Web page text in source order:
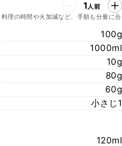
1人前
理の時間や火加減など、手順も分量に合
100g
1000ml
10g
80g
60g
小さじ1
120ml